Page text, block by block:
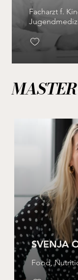
Facharzt f.
SVENJA
Food,